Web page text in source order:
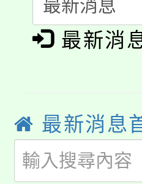
《TA101
程，歡迎
系所師生
淨零綠生
會
115年食
學籍身
版
公告本校
代理(課)
「2026
最新消
最新消息